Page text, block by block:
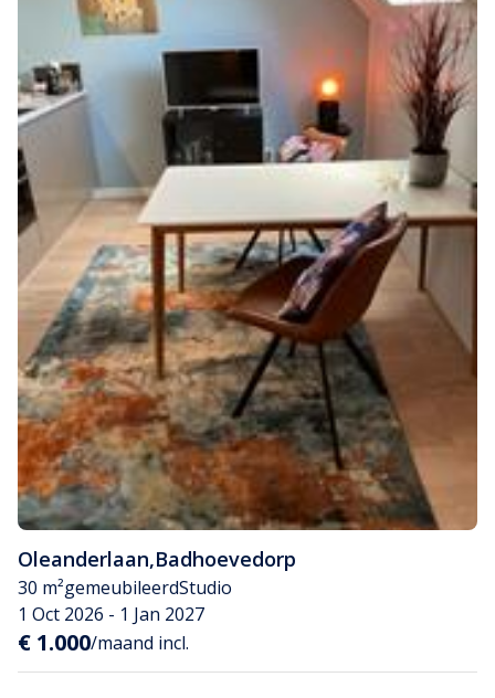
Oleanderlaan,Badhoevedorp
30 m²gemeubileerdStudio
1 Oct 2026 - 1 Jan 2027
€ 1.000/maand incl.